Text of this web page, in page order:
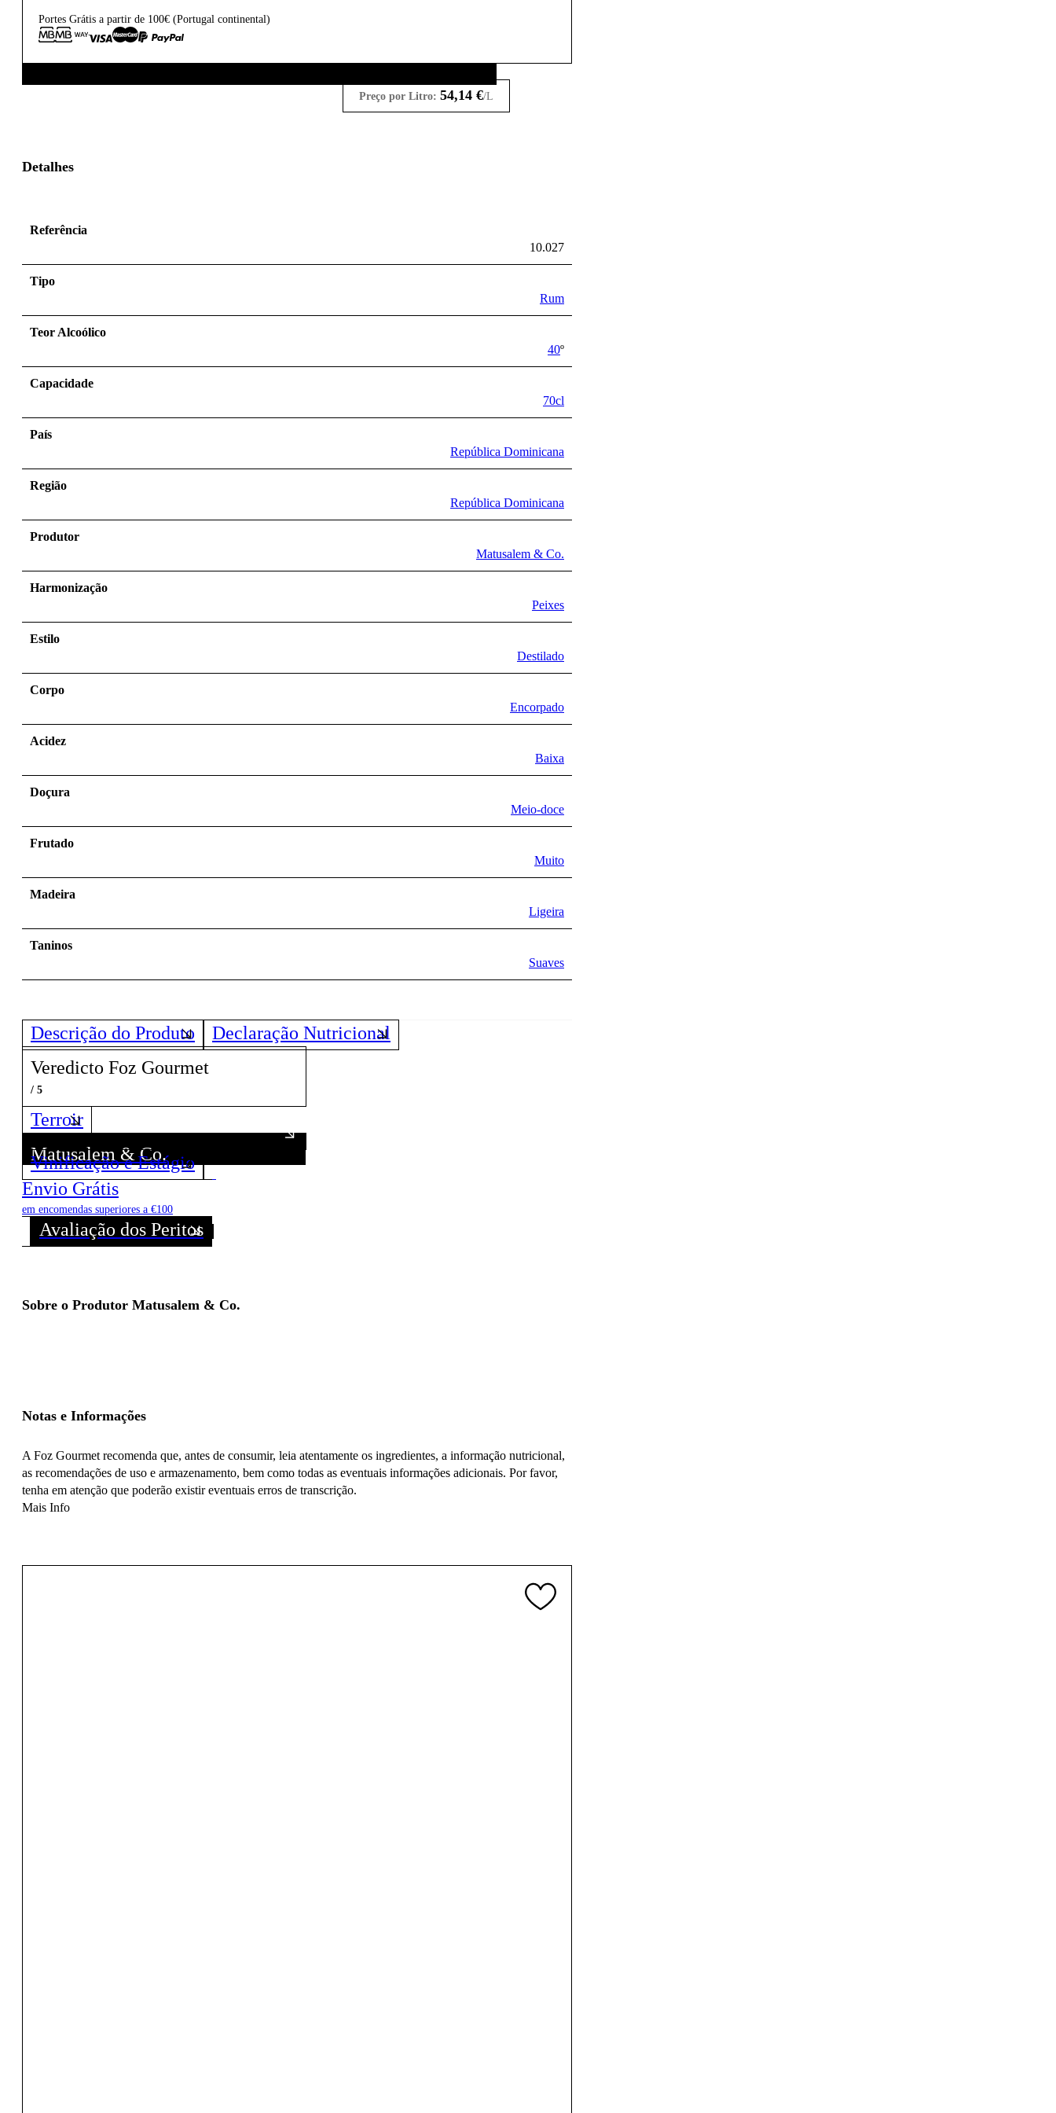
Portes Grátis a partir de 100€ (Portugal continental)
Preço por Litro: 54,14€/L
Detalhes
Referência
10.027
Tipo
Rum
Teor Alcoólico
40º
Capacidade
70cl
País
República Dominicana
Região
República Dominicana
Produtor
Matusalem & Co.
Harmonização
Peixes
Estilo
Destilado
Corpo
Encorpado
Acidez
Baixa
Doçura
Meio-doce
Frutado
Muito
Madeira
Ligeira
Taninos
Suaves
Descrição do Produto
Declaração Nutricional
Veredicto Foz Gourmet
/ 5
Terroir
Matusalem & Co.
Descubra todos os Vinhos deste Produtor!
Vinificação e Estágio
Envio Grátis
em encomendas superiores a €100
Avaliação dos Peritos
Sobre o Produtor Matusalem & Co.
Notas e Informações
A Foz Gourmet recomenda que, antes de consumir, leia atentamente os ingredientes, a informação nutricional,
as recomendações de uso e armazenamento, bem como todas as eventuais informações adicionais. Por favor,
tenha em atenção que poderão existir eventuais erros de transcrição.
Mais Info